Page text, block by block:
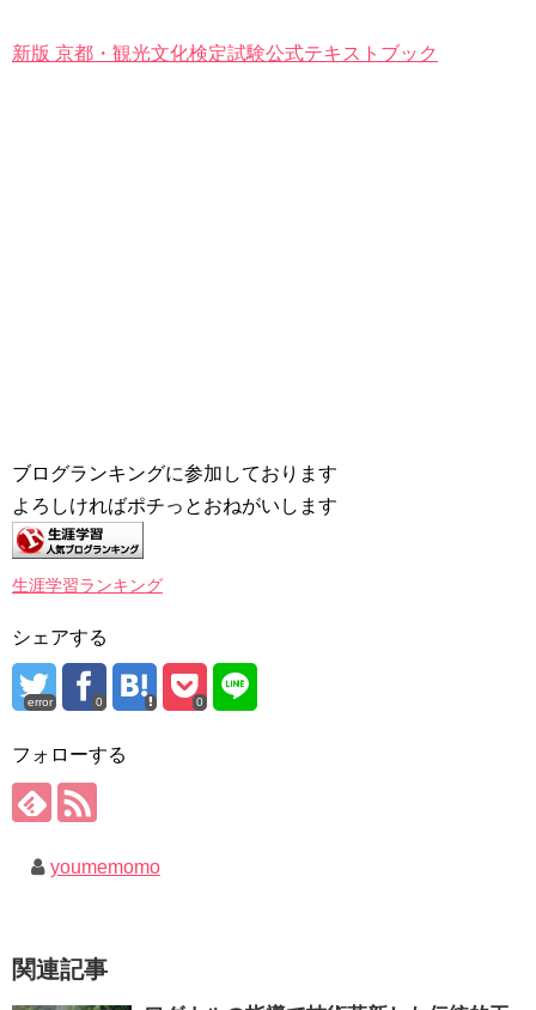
新版 京都・観光文化検定試験公式テキストブック
ブログランキングに参加しております
よろしければポチっとおねがいします
生涯学習ランキング
シェアする
error 0 0
フォローする
youmemomo
関連記事